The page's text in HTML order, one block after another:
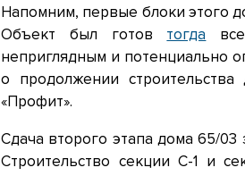
Напомним, первые блоки этого
Объект был готов тогда
неприглядным и потенциально
о продолжении
«Профит».
Сдача второго этапа дома 65/03
Строительство секции С-1 и